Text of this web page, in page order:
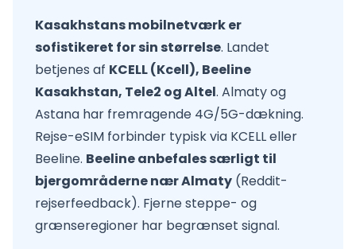
Kasakhstans mobilnetværk er
sofistikeret for sin størrelse. Landet
betjenes af KCELL (Kcell), Beeline
Kasakhstan, Tele2 og Altel. Almaty og
Astana har fremragende 4G/5G-dækning.
Rejse-eSIM forbinder typisk via KCELL eller
Beeline. Beeline anbefales særligt til
bjergområderne nær Almaty (Reddit-
rejserfeedback). Fjerne steppe- og
grænseregioner har begrænset signal.